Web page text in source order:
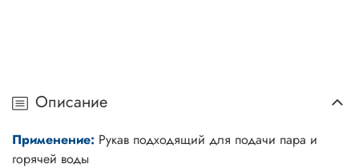
Описание
Применение: Рукав подходящий для подачи пара и
горячей воды